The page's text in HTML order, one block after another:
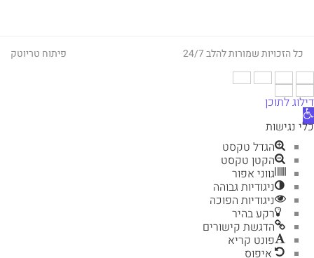
כל הזכויות שמורות להלב 24/7 פיתוח טריוטק
דילוג לתוכן
פתח
סרגל
נגישות
כלי נגישות
הגדל טקסט
הקטן טקסט
גווני אפור
ניגודיות גבוהה
ניגודיות הפוכה
רקע בהיר
הדגשת קישורים
פונט קריא
איפוס